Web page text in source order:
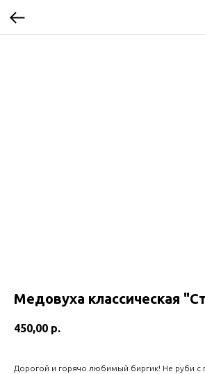
Медовуха классическая
450,00 р.
Дорогой и горячо любимый биргик! Не руби с